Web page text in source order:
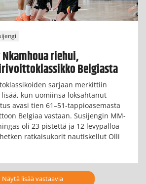
riehui,
Belgiasta
sarjaan merkittiin
kun uomiinsa loksahtanut
avasi tien 61–51-tappioasemasta
Belgiaa vastaan. Susijengin MM-
oli 23 pistettä ja 12 levypalloa
ratkaisukorit nautiskellut Olli
Näytä lisää vastaavia